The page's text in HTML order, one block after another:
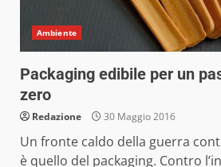
Ambiente
Packaging edibile per un
zero
Redazione 30 Maggio 2016
Un fronte caldo della guerra
è quello del packaging. Contro